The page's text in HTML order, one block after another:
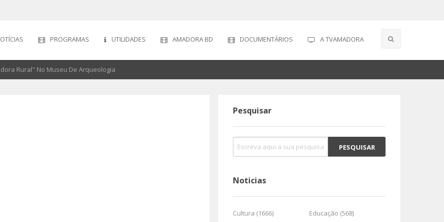
PROGRAMAS UTILIDADES AMADORA BD DOCUMENTÁRIOS A TVAMADORA
Rural" No Museu De Arqueologia
Pesquisar
Noticias
Cultura (1666)
Educação (568)